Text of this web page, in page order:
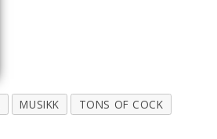
MUSIKK TONS OF COCK